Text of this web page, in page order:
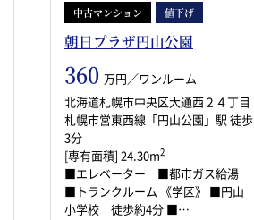
中古マンション 値下げ
朝日プラザ円山公園
360 万円／ワンルーム
北海道札幌市中央区大通西２４丁目
札幌市営東西線「円山公園」駅 徒歩
3分
[専有面積] 24.30m2
■エレベーター ■都市ガス給湯
■トランクルーム 《学区》 ■円山
小学校 徒歩約4分 ■…